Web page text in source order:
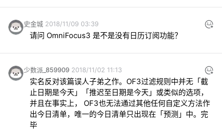
史金城 2018/11/09 03:39
请问 OmniFocus3 是不是没有日历订阅功能？
少数派_859909 2018/11/02 11:13
实名反对该篇误人子弟之作。OF3过滤规则中并无「截
止日期是今天」「推迟至日期是今天」或类似的选项，
并且在事实上， OF3也无法通过其他任何自定义方法作
出今日清单，唯一的今日清单只出现在「预测」中。完
毕